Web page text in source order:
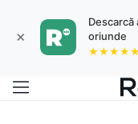
×
Descarcă
oriunde
★★★★★